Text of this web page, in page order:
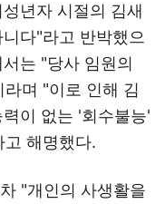
년자 시절의 김새
다"라고 반박했으
는 "당사 임원의
며 "이로 인해 김
이 없는 '회수불능'
해명했다.
"개인의 사생활을